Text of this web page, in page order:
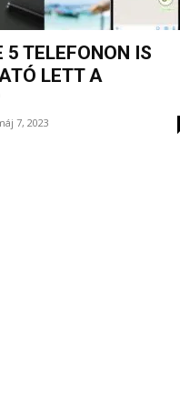
5 TELEFONON IS
LETT A
7, 2023